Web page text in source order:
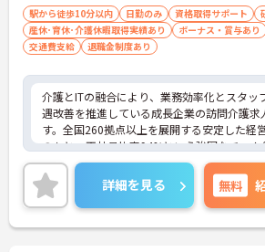
【IT化と手厚いフォロー体制により、業務の
スを軽減できます】
・記録票の提出やシフト確認をすべてスマー
ンで行えるため、手書きの書類作成や事業所
動の手間が省けケア業務に集中できます
・定期的な面談を通じて上司がフォローする
あり、訪問介護でありながら孤立することな
ムの支援を受けながら業務に取り組めます
駅から徒歩10分以内 日勤のみ 資格取得サポート
産休･育休･介護休暇取得実績あり
ボーナス・賞与あり
交通費支給
退職金制度あり
介護とITの融合により、業務効率化とスタッ
遇改善を推進している成長企業の訪問介護求
す。全国260拠点以上を展開する安定した経
のもと、正社員比率94%という強固なチーム
構築しています。介護福祉士資格手当や年2
面談など、専門資格と成果が収入に直結する
が整っています。夜勤なしの完全週休2日制
定）を採用し、日々の記録業務はスマートフ
完結するため、施設勤務特有の不規則なシフ
詳細を見る 無料